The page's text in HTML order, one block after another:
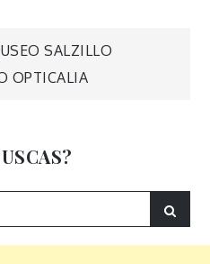
SALZILLO
OPTICALIA